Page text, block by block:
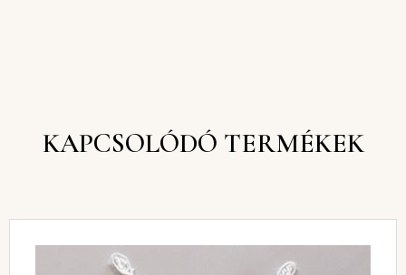
KAPCSOLÓDÓ TERMÉKEK